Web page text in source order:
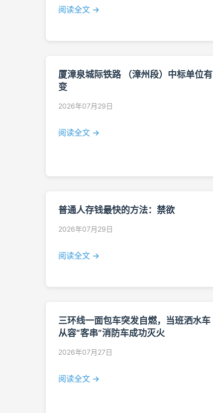
阅读全文 →
厦漳泉城际铁路 （漳州段）中标单位有
变
2026年07月29日
阅读全文 →
普通人存钱最快的方法：禁欲
2026年07月29日
阅读全文 →
三环线一面包车突发自燃，当班洒水车
从容“客串”消防车成功灭火
2026年07月27日
阅读全文 →